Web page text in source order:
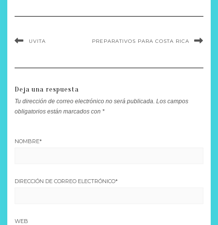
UVITA PREPARATIVOS PARA COSTA RICA
Deja una respuesta
Tu dirección de correo electrónico no será publicada. Los campos
obligatorios están marcados con *
NOMBRE*
DIRECCIÓN DE CORREO ELECTRÓNICO*
WEB